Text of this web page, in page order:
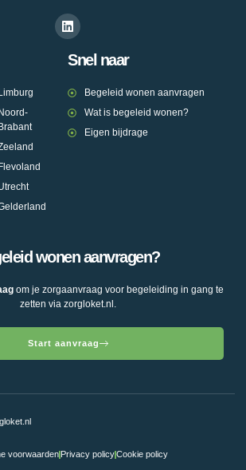
Limburg
Noord-
Brabant
Flevoland
Snel naar
Begeleid wonen aanvragen
Wat is begeleid wonen?
Eigen bijdrage
wonen aanvragen?
om je zorgaanvraag voor begeleiding in gang te
zetten via zorgloket.nl.
Start aanvraag
voorwaarden Privacy policyCookie policy